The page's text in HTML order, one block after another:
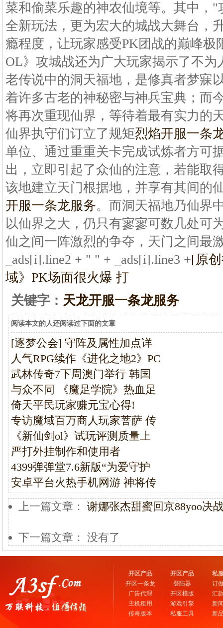
菜和偷菜乐趣的神农仙境等。其中，
全新玩法，更为宏大的城战大舞台，
瘾程度，让玩家感受PK团战的巅峰极
OL》攻城战还为广大玩家揭示了不
老传说中的洞天福地，是修真者梦寐
着许多古老的神秘密与神兵宝典；而
将再次重现仙界，等待着最有实力的
仙界执守们订立了规矩烈焰开服一条
单位、通过重重关卡完成试炼者方可
出，立即引起了众仙的注意，若能取
该地建立天门根据地，并享有其间的
开服一条龙服务。而洞天福地乃仙界
以仙界之大，仍只有寥寥可数几处可
仙之间一阵激烈的争夺，天门之间最
_ads[i].line2 + " " + _ads[i].line3 +[原
域》PK场面很火爆 打
关键字： 天龙开服一条龙服务
阅读本文的人还阅读过下面的文章
[逐梦公会] 守阵及属性加点详
人气RPG续作《进化之地2》PC
武林传奇7下周澳门举行 韩国
与众不同 《魔足学院》热血足
倚天平民玩家赚元宝心得!
专访魔域百万商人玩家菩萨 传
《新仙剑ol》试玩评测质量上
严打外挂制作和使用者
4399弹弹堂7.6新版“为爱守护
安卓平台火热手机网游 神将传
上一篇文章： 谢娜张杰甜蜜回京88yoo决
下一篇文章： 没有了
开区产品
开区一条龙
广告代理
主机租用
传奇版本
开区产品
登陆器
开区模版
游戏引擎
私服工具
私
订
汇
新
新